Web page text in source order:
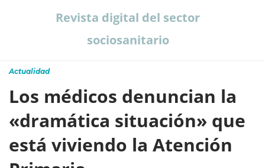
Revista digital del sector
sociosanitario
Actualidad
Los médicos denuncian la
«dramática situación» que
está viviendo la Atención